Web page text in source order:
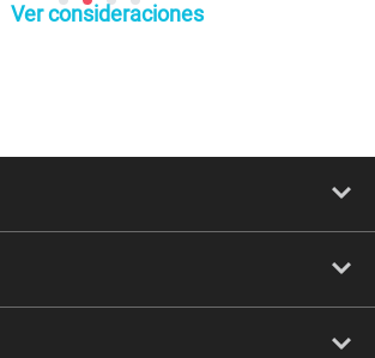
Ver consideraciones